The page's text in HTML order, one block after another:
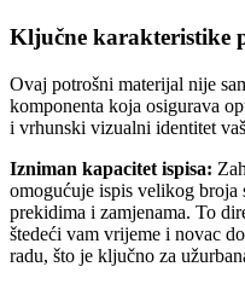
Ključne karakteristike
Ovaj potrošni materijal nije
komponenta koja osigurava
i vrhunski vizualni identitet
Izniman kapacitet ispisa:
omogućuje ispis velikog broja
prekidima i zamjenama. To
štedeći vam vrijeme i novac
radu, što je ključno za